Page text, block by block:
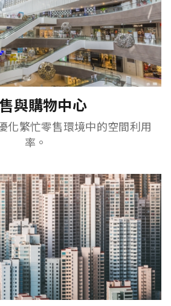
與購物中心
化繁忙零售環境中的空間利用
率。